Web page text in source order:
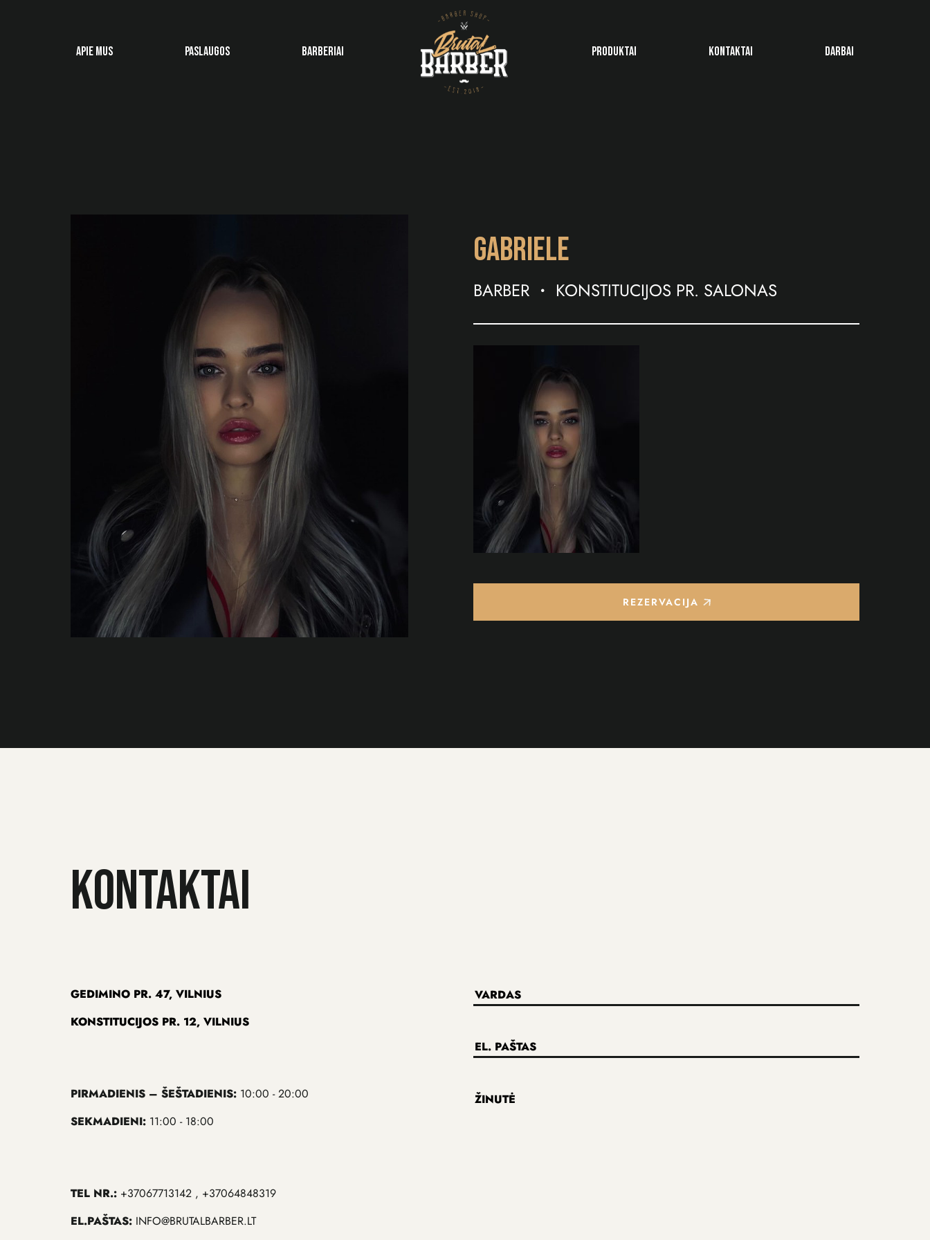
APIE MUS PASLAUGOS BARBERIAI PRODUKTAI KONTAKTAI DARBAI
GABRIELE
BARBER KONSTITUCIJOS PR. SALONAS
REZERVACIJA
KONTAKTAI
GEDIMINO PR. 47, VILNIUS
KONSTITUCIJOS PR. 12, VILNIUS
PIRMADIENIS – ŠEŠTADIENIS: 10:00 - 20:00
SEKMADIENI: 11:00 - 18:00
TEL NR.: +37067713142 , +37064848319
EL.PAŠTAS: INFO@BRUTALBARBER.LT